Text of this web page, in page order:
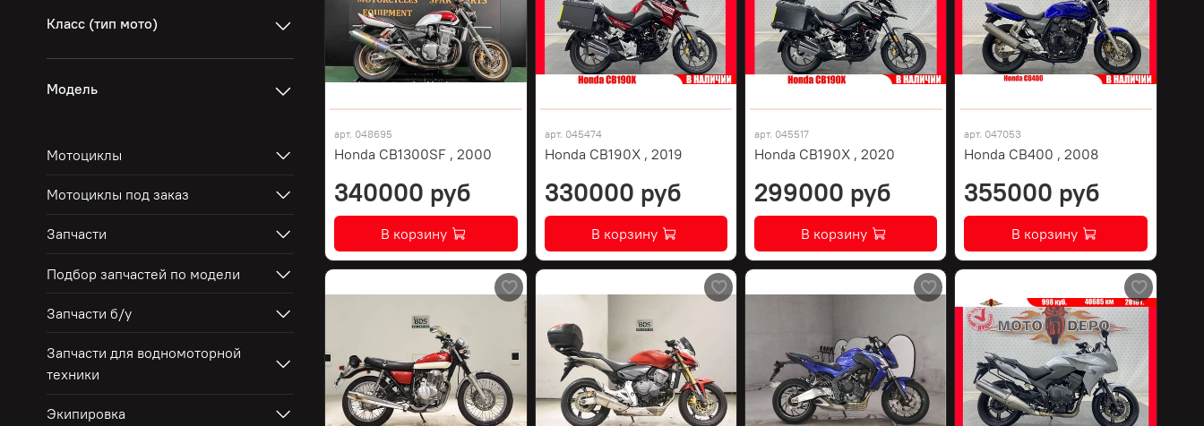
арт. 048695
Honda CB1300SF , 2000
340000 руб
В корзину
арт. 045474
Honda CB190X , 2019
330000 руб
В корзину
арт. 045517
Honda CB190X , 2020
299000 руб
В корзину
арт. 047053
Honda CB400 , 2008
355000 руб
В корзину
Класс (тип мото)
Модель
Мотоциклы
Мотоциклы под заказ
Запчасти
Подбор запчастей по модели
Запчасти б/у
Запчасти для водномоторной
техники
Экипировка